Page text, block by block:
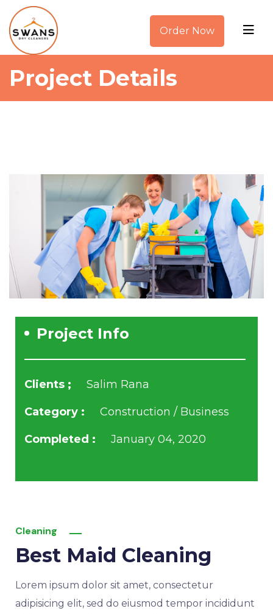
Order Now
Project Details
Project Info
Clients ; Salim Rana
Category : Construction / Business
Completed : January 04, 2020
Cleaning
Best Maid Cleaning
Lorem ipsum dolor sit amet, consectetur
adipisicing elit, sed do eiusmod tempor incididunt